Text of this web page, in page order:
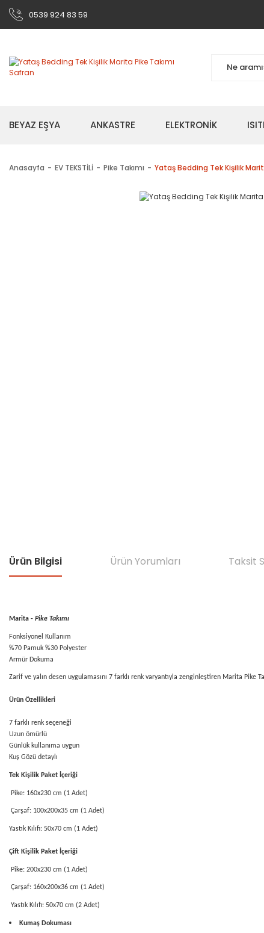
0539 924 83 59
BEYAZ EŞYA ANKASTRE ELEKTRONİK
Anasayfa EV TEKSTİLİ Pike Takımı Yataş Bedding Tek Kişilik
Ürün Bilgisi Ürün Yorumları Taksit
Marita - Pike Takımı
Fonksiyonel Kullanım
%70 Pamuk %30 Polyester
Armür Dokuma
Zarif ve yalın desen uygulamasını 7 farklı renk varyantıyla zenginleştiren Marita Pike
Ürün Özellikleri
7 farklı renk seçeneği
Uzun ömürlü
Günlük kullanıma uygun
Kuş Gözü detaylı
Tek Kişilik Paket İçeriği
Pike: 160x230 cm (1 Adet)
Çarşaf: 100x200x35 cm (1 Adet)
Yastık Kılıfı: 50x70 cm (1 Adet)
Çift Kişilik Paket İçeriği
Pike: 200x230 cm (1 Adet)
Çarşaf: 160x200x36 cm (1 Adet)
Yastık Kılıfı: 50x70 cm (2 Adet)
Kumaş Dokuması